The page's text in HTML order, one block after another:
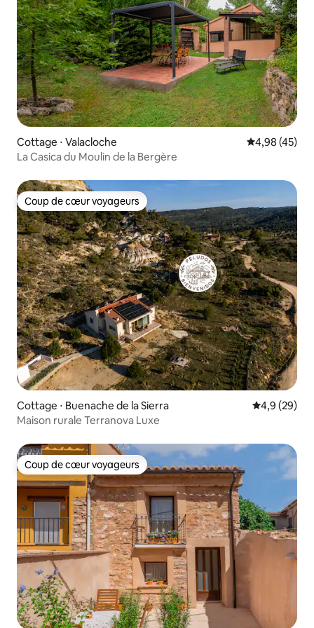
Cottage ⋅ Valacloche Évaluation
4,98 (45)
La Casica du Moulin de la Bergère
Coup de cœur voyageurs
Coup de cœur voyageurs
Cottage ⋅ Buenache de la Sierra Évaluation
4,9 (29)
Maison rurale Terranova Luxe
Coup de cœur voyageurs
Coup de cœur voyageurs